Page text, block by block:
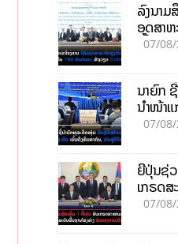
ລົງນາມ
ອຸດສາຫ
ເປົ້າດຶງ
07/
ນາຍົກ
ນຳໜ້າແ
ທຶນສາ
07/
ຍີ່ປຸ່ນຊ່
ເກຣດ
ການເຕີ
07/